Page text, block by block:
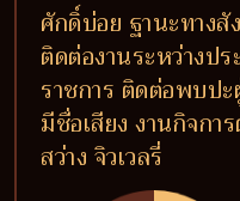
ศักดิ์บ่อย ฐานะทาง
ติดต่องานระหว่างป
ราชการ ติดต่อพบป
มีชื่อเสียง งานกิจกา
สว่าง จิวเวลรี่